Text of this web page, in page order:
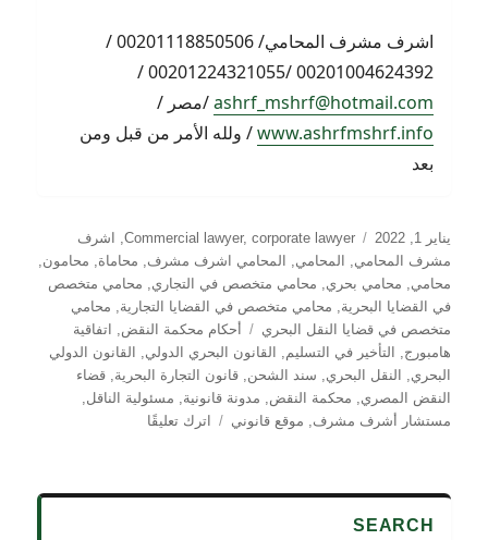
اشرف مشرف المحامي/ 00201118850506 /
00201004624392 /00201224321055 /
ashrf_mshrf@hotmail.com/مصر /
www.ashrfmshrf.info/ ولله الأمر من قبل ومن
بعد
نُشرت
في
يناير 1, 2022 التصنيفات Commercial lawyer, corporate lawyer
,
اشرف
مشرف المحامي, المحامي, المحامي اشرف مشرف, محاماة, محامون,
محامي, محامي بحري, محامي متخصص في التجاري, محامي متخصص
في القضايا البحرية, محامي متخصص في القضايا التجارية, محامي
متخصص في قضايا النقل البحري
الوسوم
أحكام محكمة النقض, اتفاقية
هامبورج, التأخير في التسليم, القانون البحري الدولي,
القانون الدولي
البحري, النقل البحري, سند الشحن,قانون التجارة البحرية,قضاء
النقض المصري, محكمة النقض, مدونة قانونية, مسئولية الناقل,
مستشار أشرف مشرف, موقع قانوني اترك تعليقًا
SEARCH